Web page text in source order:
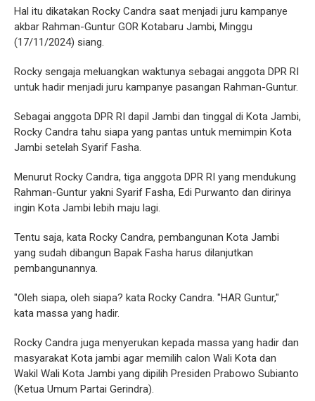
Hal itu dikatakan Rocky Candra saat menjadi juru kampanye
akbar Rahman-Guntur GOR Kotabaru Jambi, Minggu
(17/11/2024) siang.
Rocky sengaja meluangkan waktunya sebagai anggota DPR RI
untuk hadir menjadi juru kampanye pasangan Rahman-Guntur.
Sebagai anggota DPR RI dapil Jambi dan tinggal di Kota Jambi,
Rocky Candra tahu siapa yang pantas untuk memimpin Kota
Jambi setelah Syarif Fasha.
Menurut Rocky Candra, tiga anggota DPR RI yang mendukung
Rahman-Guntur yakni Syarif Fasha, Edi Purwanto dan dirinya
ingin Kota Jambi lebih maju lagi.
Tentu saja, kata Rocky Candra, pembangunan Kota Jambi
yang sudah dibangun Bapak Fasha harus dilanjutkan
pembangunannya.
"Oleh siapa, oleh siapa? kata Rocky Candra. "HAR Guntur,"
kata massa yang hadir.
Rocky Candra juga menyerukan kepada massa yang hadir dan
masyarakat Kota jambi agar memilih calon Wali Kota dan
Wakil Wali Kota Jambi yang dipilih Presiden Prabowo Subianto
(Ketua Umum Partai Gerindra).